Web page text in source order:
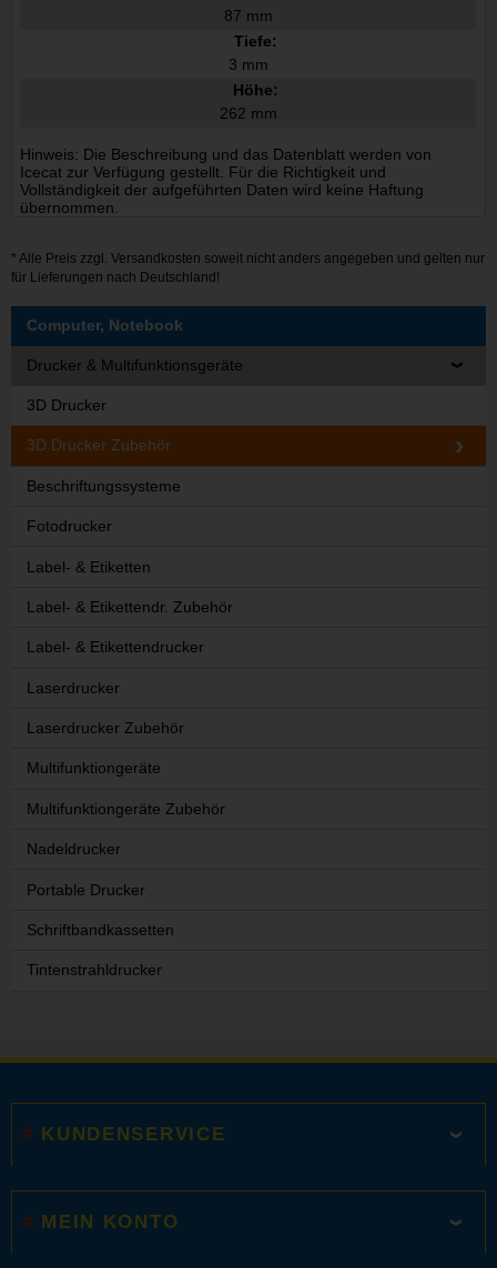
87 mm
Tiefe:
3 mm
Höhe:
262 mm
Hinweis: Die Beschreibung und das Datenblatt werden von
Icecat zur Verfügung gestellt. Für die Richtigkeit und
Vollständigkeit der aufgeführten Daten wird keine Haftung
übernommen.
* Alle Preis zzgl. Versandkosten soweit nicht anders angegeben und gelten nur
für Lieferungen nach Deutschland!
Computer, Notebook
Drucker & Multifunktionsgeräte
3D Drucker
3D Drucker Zubehör
Beschriftungssysteme
Fotodrucker
Label- & Etiketten
Label- & Etikettendr. Zubehör
Label- & Etikettendrucker
Laserdrucker
Laserdrucker Zubehör
Multifunktiongeräte
Multifunktiongeräte Zubehör
Nadeldrucker
Portable Drucker
Schriftbandkassetten
Tintenstrahldrucker
KUNDENSERVICE
MEIN KONTO